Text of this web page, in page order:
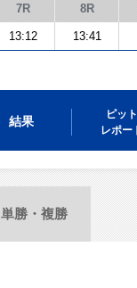
7R 8R
13:12 13:41
結果
ピット
レポー
単勝・複勝